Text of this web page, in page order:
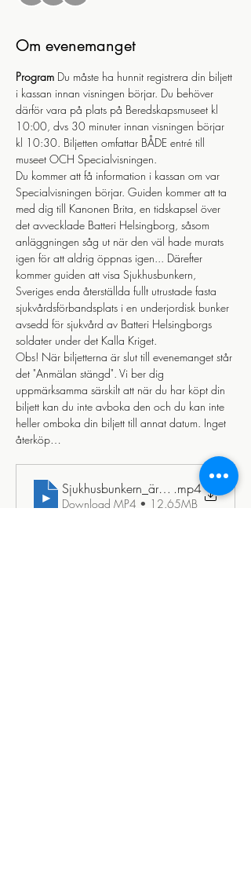
Om evenemanget
Program Du måste ha hunnit registrera din biljett
i kassan innan visningen börjar. Du behöver
därför vara på plats på Beredskapsmuseet kl
10:00, dvs 30 minuter innan visningen börjar
kl 10:30. Biljetten omfattar BÅDE entré till
museet OCH Specialvisningen.
Du kommer att få information i kassan om var
Specialvisningen börjar. Guiden kommer att ta
med dig till Kanonen Brita, en tidskapsel över
det avvecklade Batteri Helsingborg, såsom
anläggningen såg ut när den väl hade murats
igen för att aldrig öppnas igen... Därefter
kommer guiden att visa Sjukhusbunkern,
Sveriges enda återställda fullt utrustade fasta
sjukvårdsförbandsplats i en underjordisk bunker
avsedd för sjukvård av Batteri Helsingborgs
soldater under det Kalla Kriget.
Obs! När biljetterna är slut till evenemanget står
det "Anmälan stängd". Vi ber dig
uppmärksamma särskilt att när du har köpt din
biljett kan du inte avboka den och du kan inte
heller omboka din biljett till annat datum. Inget
återköp…
.mp4
Download MP4 • 12.65MB